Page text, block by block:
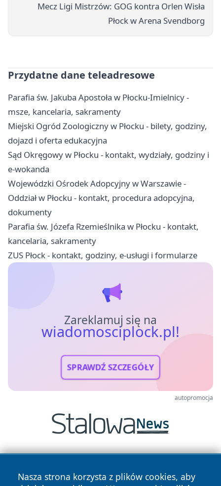
Mecz Ligi Mistrzów: GOG kontra Orlen Wisła
Płock w Arena Svendborg
Przydatne dane teleadresowe
Parafia św. Jakuba Apostoła w Płocku-Imielnicy -
msze, kancelaria, sakramenty
Miejski Ogród Zoologiczny w Płocku - bilety, godziny,
dojazd i oferta edukacyjna
Sąd Okręgowy w Płocku - kontakt, wydziały, godziny i
e-wokanda
Wojewódzki Ośrodek Adopcyjny w Warszawie -
Oddział w Płocku - kontakt, procedura adopcyjna,
dokumenty
Parafia św. Józefa Rzemieślnika w Płocku - kontakt,
kancelaria, sakramenty
ZUS Płock - kontakt, godziny, e-usługi i formularze
Zareklamuj się na
wiadomosciplock.pl!
SPRAWDŹ SZCZEGÓŁY
autopromocja
Nasza strona korzysta z plików cookies, aby